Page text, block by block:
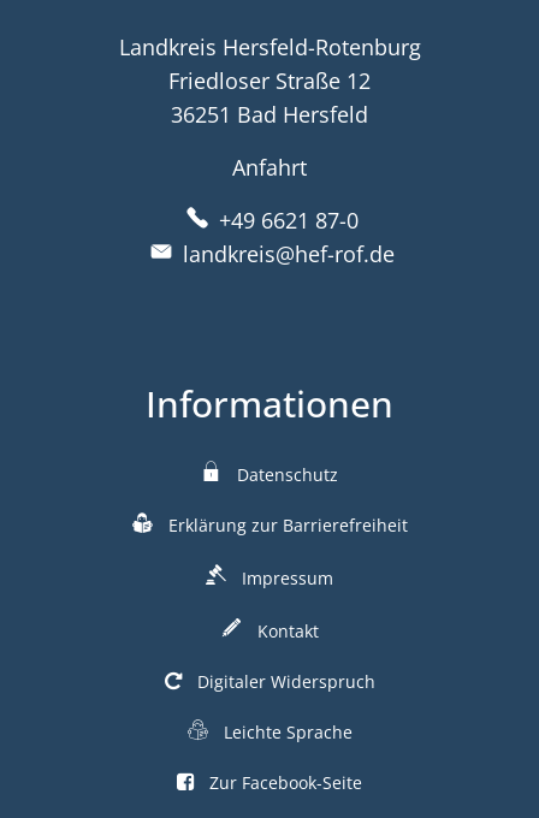
Landkreis Hersfeld-Rotenburg
Friedloser Straße 12
36251 Bad Hersfeld
Anfahrt
+49 6621 87-0
landkreis@hef-rof.de
Informationen
Datenschutz
Erklärung zur Barrierefreiheit
Impressum
Kontakt
Digitaler Widerspruch
Leichte Sprache
Zur Facebook-Seite